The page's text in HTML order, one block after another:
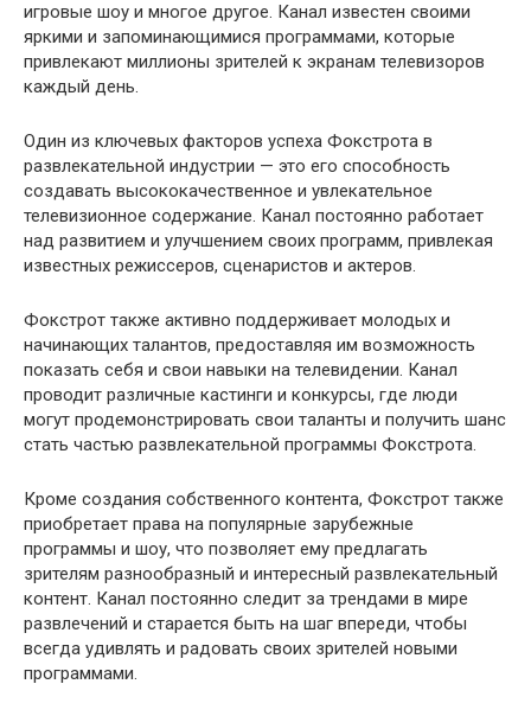
игровые шоу и многое другое. Канал известен своими
яркими и запоминающимися программами, которые
привлекают миллионы зрителей к экранам телевизоров
каждый день.
Один из ключевых факторов успеха Фокстрота в
развлекательной индустрии — это его способность
создавать высококачественное и увлекательное
телевизионное содержание. Канал постоянно работает
над развитием и улучшением своих программ, привлекая
известных режиссеров, сценаристов и актеров.
Фокстрот также активно поддерживает молодых и
начинающих талантов, предоставляя им возможность
показать себя и свои навыки на телевидении. Канал
проводит различные кастинги и конкурсы, где люди
могут продемонстрировать свои таланты и получить шанс
стать частью развлекательной программы Фокстрота.
Кроме создания собственного контента, Фокстрот также
приобретает права на популярные зарубежные
программы и шоу, что позволяет ему предлагать
зрителям разнообразный и интересный развлекательный
контент. Канал постоянно следит за трендами в мире
развлечений и старается быть на шаг впереди, чтобы
всегда удивлять и радовать своих зрителей новыми
программами.